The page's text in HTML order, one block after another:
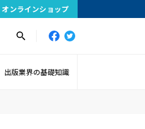
オンラインショップ
出版業界の基礎知識